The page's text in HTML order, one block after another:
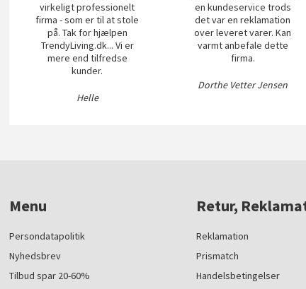
virkeligt professionelt
firma - som er til at stole
på. Tak for hjælpen
TrendyLiving.dk... Vi er
mere end tilfredse
kunder.
Helle
en kundeservice trods
det var en reklamation
over leveret varer. Kan
varmt anbefale dette
firma.
Dorthe Vetter Jensen
Menu
Persondatapolitik
Nyhedsbrev
Tilbud spar 20-60%
Retur,
Reklamation
Prismatch
Handelsbetingelser